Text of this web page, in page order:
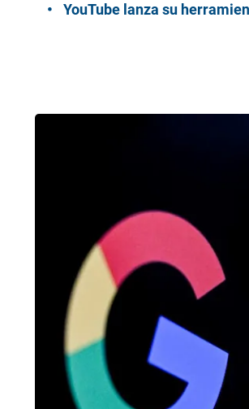
YouTube lanza su